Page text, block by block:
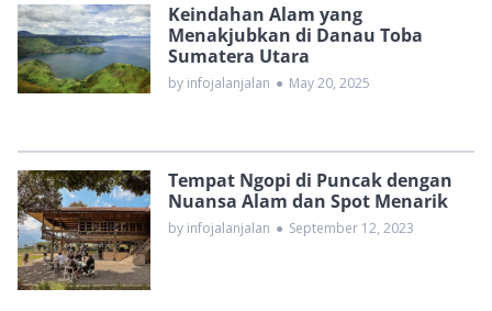
Keindahan Alam yang
Menakjubkan di Danau Toba
Sumatera Utara
by infojalanjalan ● May 20, 2025
Tempat Ngopi di Puncak dengan
Nuansa Alam dan Spot Menarik
by infojalanjalan ● September 12, 2023